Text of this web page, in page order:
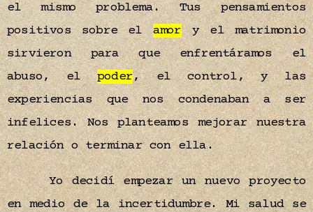
el mismo problema. Tus pensamientos
positivos sobre elamory el matrimonio
sirvieron para que enfrentáramos el
abuso, elpoder, el control, y las
experiencias que nos condenaban a ser
infelices. Nos planteamos mejorar nuestra
relación o terminar con ella.
Yo decidí empezar un nuevo proyecto
en medio de la incertidumbre. Mi salud se